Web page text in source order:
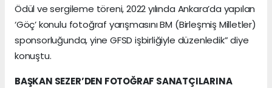
Ödül ve sergileme töreni, 2022 yılında Ankara’da yapılan
‘Göç’ konulu fotoğraf yarışmasını BM (Birleşmiş Milletler)
sponsorluğunda, yine GFSD işbirliğiyle düzenledik” diye
konuştu.
BAŞKAN SEZER’DEN FOTOĞRAF SANATÇILARINA